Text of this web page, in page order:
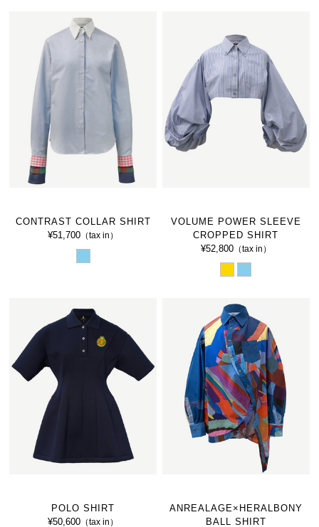
CONTRAST COLLAR SHIRT
¥51,700 （tax in）
VOLUME POWER SLEEVE
CROPPED SHIRT
¥52,800（tax in）
POLO SHIRT
¥50,600 （tax in）
ANREALAGE×HERALBONY
BALL SHIRT